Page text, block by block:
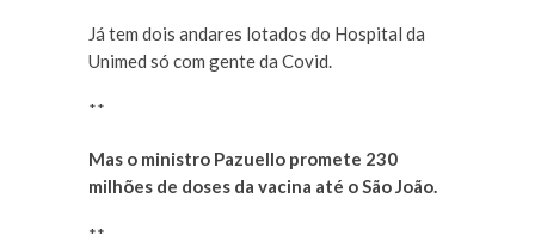
Já tem dois andares lotados do Hospital da
Unimed só com gente da Covid.
**
Mas o ministro Pazuello promete 230
milhões de doses da vacina até o São João.
**